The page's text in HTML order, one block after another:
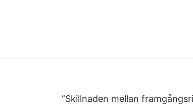
”Skillnaden mellan